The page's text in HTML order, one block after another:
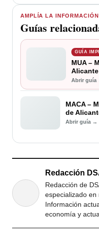
AMPLÍA LA INFORMACIÓN
Guías
GUÍA
MUA –
Alicante
Abrir guía
MACA –
de
Abrir guía →
Redacción
Redacción de
especializado en
Información
economía y